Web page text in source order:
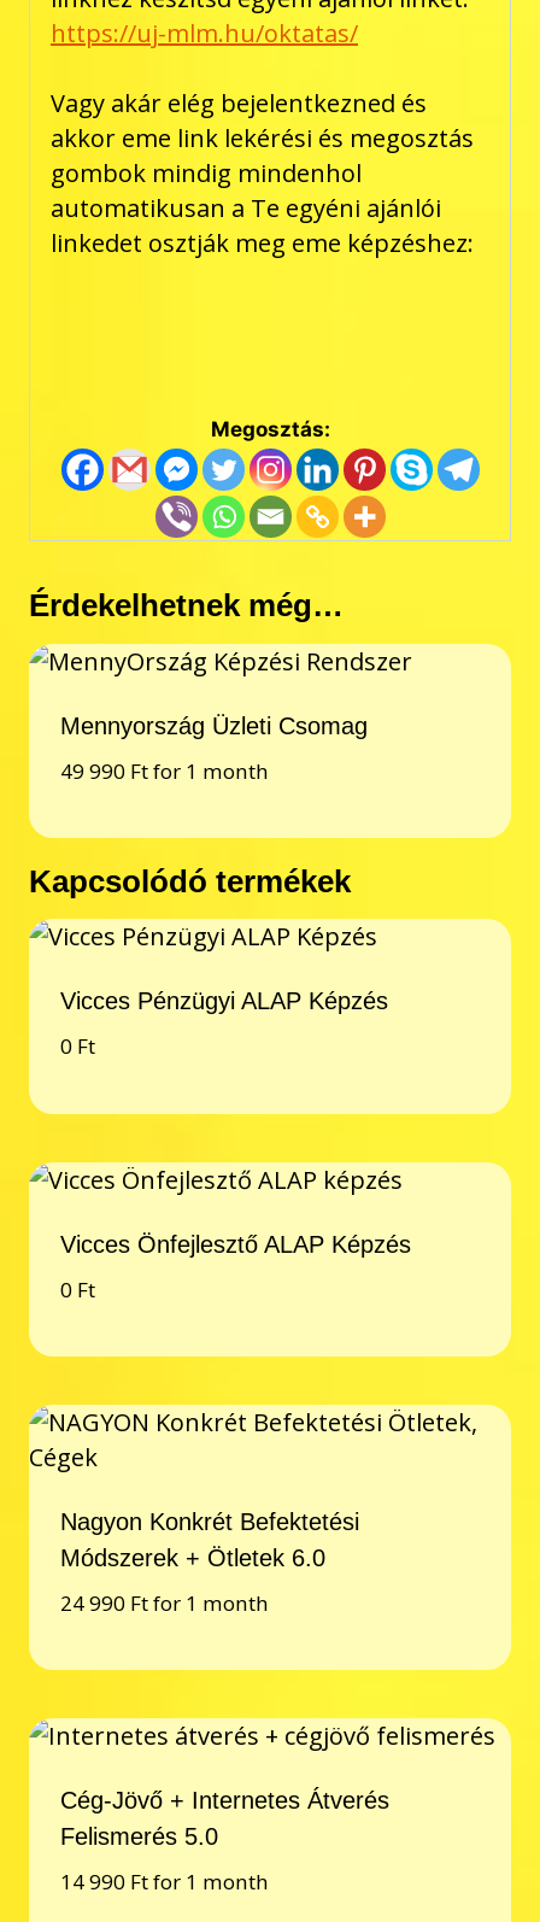
https://uj-mlm.hu/oktatas/
Vagy akár elég bejelentkezned és
akkor eme link lekérési és megosztás
gombok mindig mindenhol
automatikusan a Te egyéni ajánlói
linkedet osztják meg eme képzéshez:
Megosztás:
Érdekelhetnek még…
Mennyország Üzleti Csomag
49 990 Ftfor 1 month
Kapcsolódó termékek
Vicces Pénzügyi ALAP Képzés
0 Ft
Vicces Önfejlesztő ALAP Képzés
0 Ft
Nagyon Konkrét Befektetési
Módszerek + Ötletek 6.0
24 990 Ftfor 1 month
Cég-Jövő + Internetes Átverés
Felismerés 5.0
14 990 Ftfor 1 month